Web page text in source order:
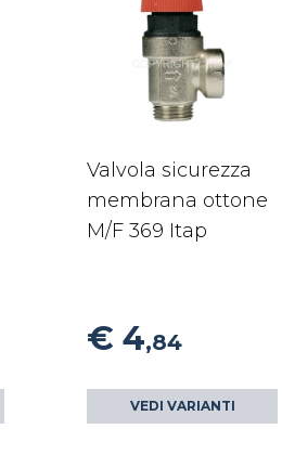
Valvola sicurezza
membrana ottone
M/F 369 Itap
€ 4,84
VEDI VARIANTI